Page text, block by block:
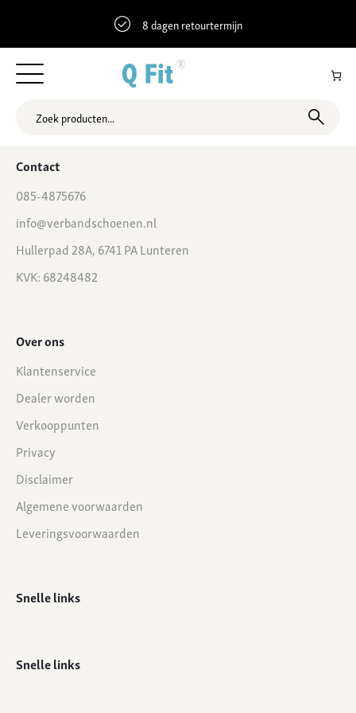
8 dagen retourtermijn
52.2070822 5.9752571 Kayersdijk 17, Apeldoorn, Nederland
Contact
085-4875676
info@verbandschoenen.nl
Hullerpad 28A, 6741 PA Lunteren
KVK: 68248482
Over ons
Klantenservice
Dealer worden
Verkooppunten
Privacy
Disclaimer
Algemene voorwaarden
Leveringsvoorwaarden
Snelle links
Snelle links